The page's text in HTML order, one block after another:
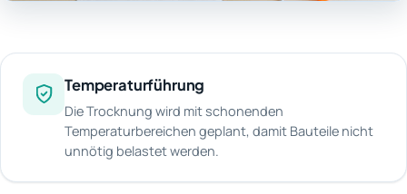
Temperaturführung
Die Trocknung wird mit schonenden
Temperaturbereichen geplant, damit Bauteile nicht
unnötig belastet werden.